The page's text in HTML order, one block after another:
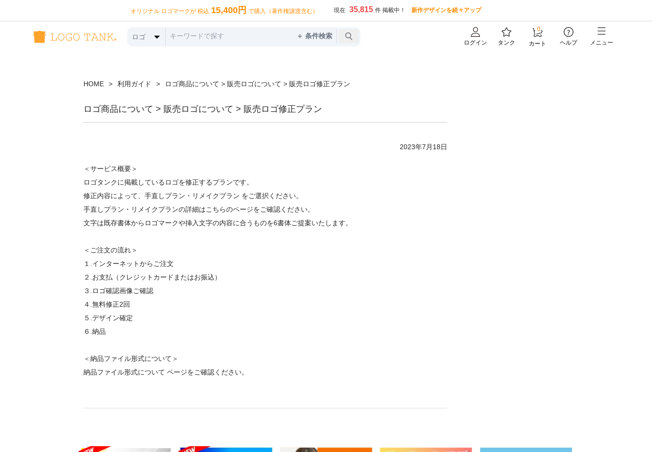
オリジナル ロゴマークが 税込 15,400円 で購入（著作権譲渡含む） 現在 35,815 件 掲載中！ 新作デザインを続々アップ
ロゴ ＋ 条件検索
ログイン タンク
0
カート
?
ヘルプ メニュー
HOME > 利用ガイド > ロゴ商品について > 販売ロゴについて > 販売ロゴ修正プラン
ロゴ商品について > 販売ロゴについて > 販売ロゴ修正プラン
2023年7月18日
＜サービス概要＞
ロゴタンクに掲載しているロゴを修正するプランです。
修正内容によって、手直しプラン・リメイクプラン をご選択ください。
手直しプラン・リメイクプランの詳細はこちらのページをご確認ください。
文字は既存書体からロゴマークや挿入文字の内容に合うものを6書体ご提案いたします。
＜ご注文の流れ＞
１.インターネットからご注文
２.お支払（クレジットカードまたはお振込）
３.ロゴ確認画像ご確認
４.無料修正2回
５.デザイン確定
６.納品
＜納品ファイル形式について＞
納品ファイル形式について ページをご確認ください。